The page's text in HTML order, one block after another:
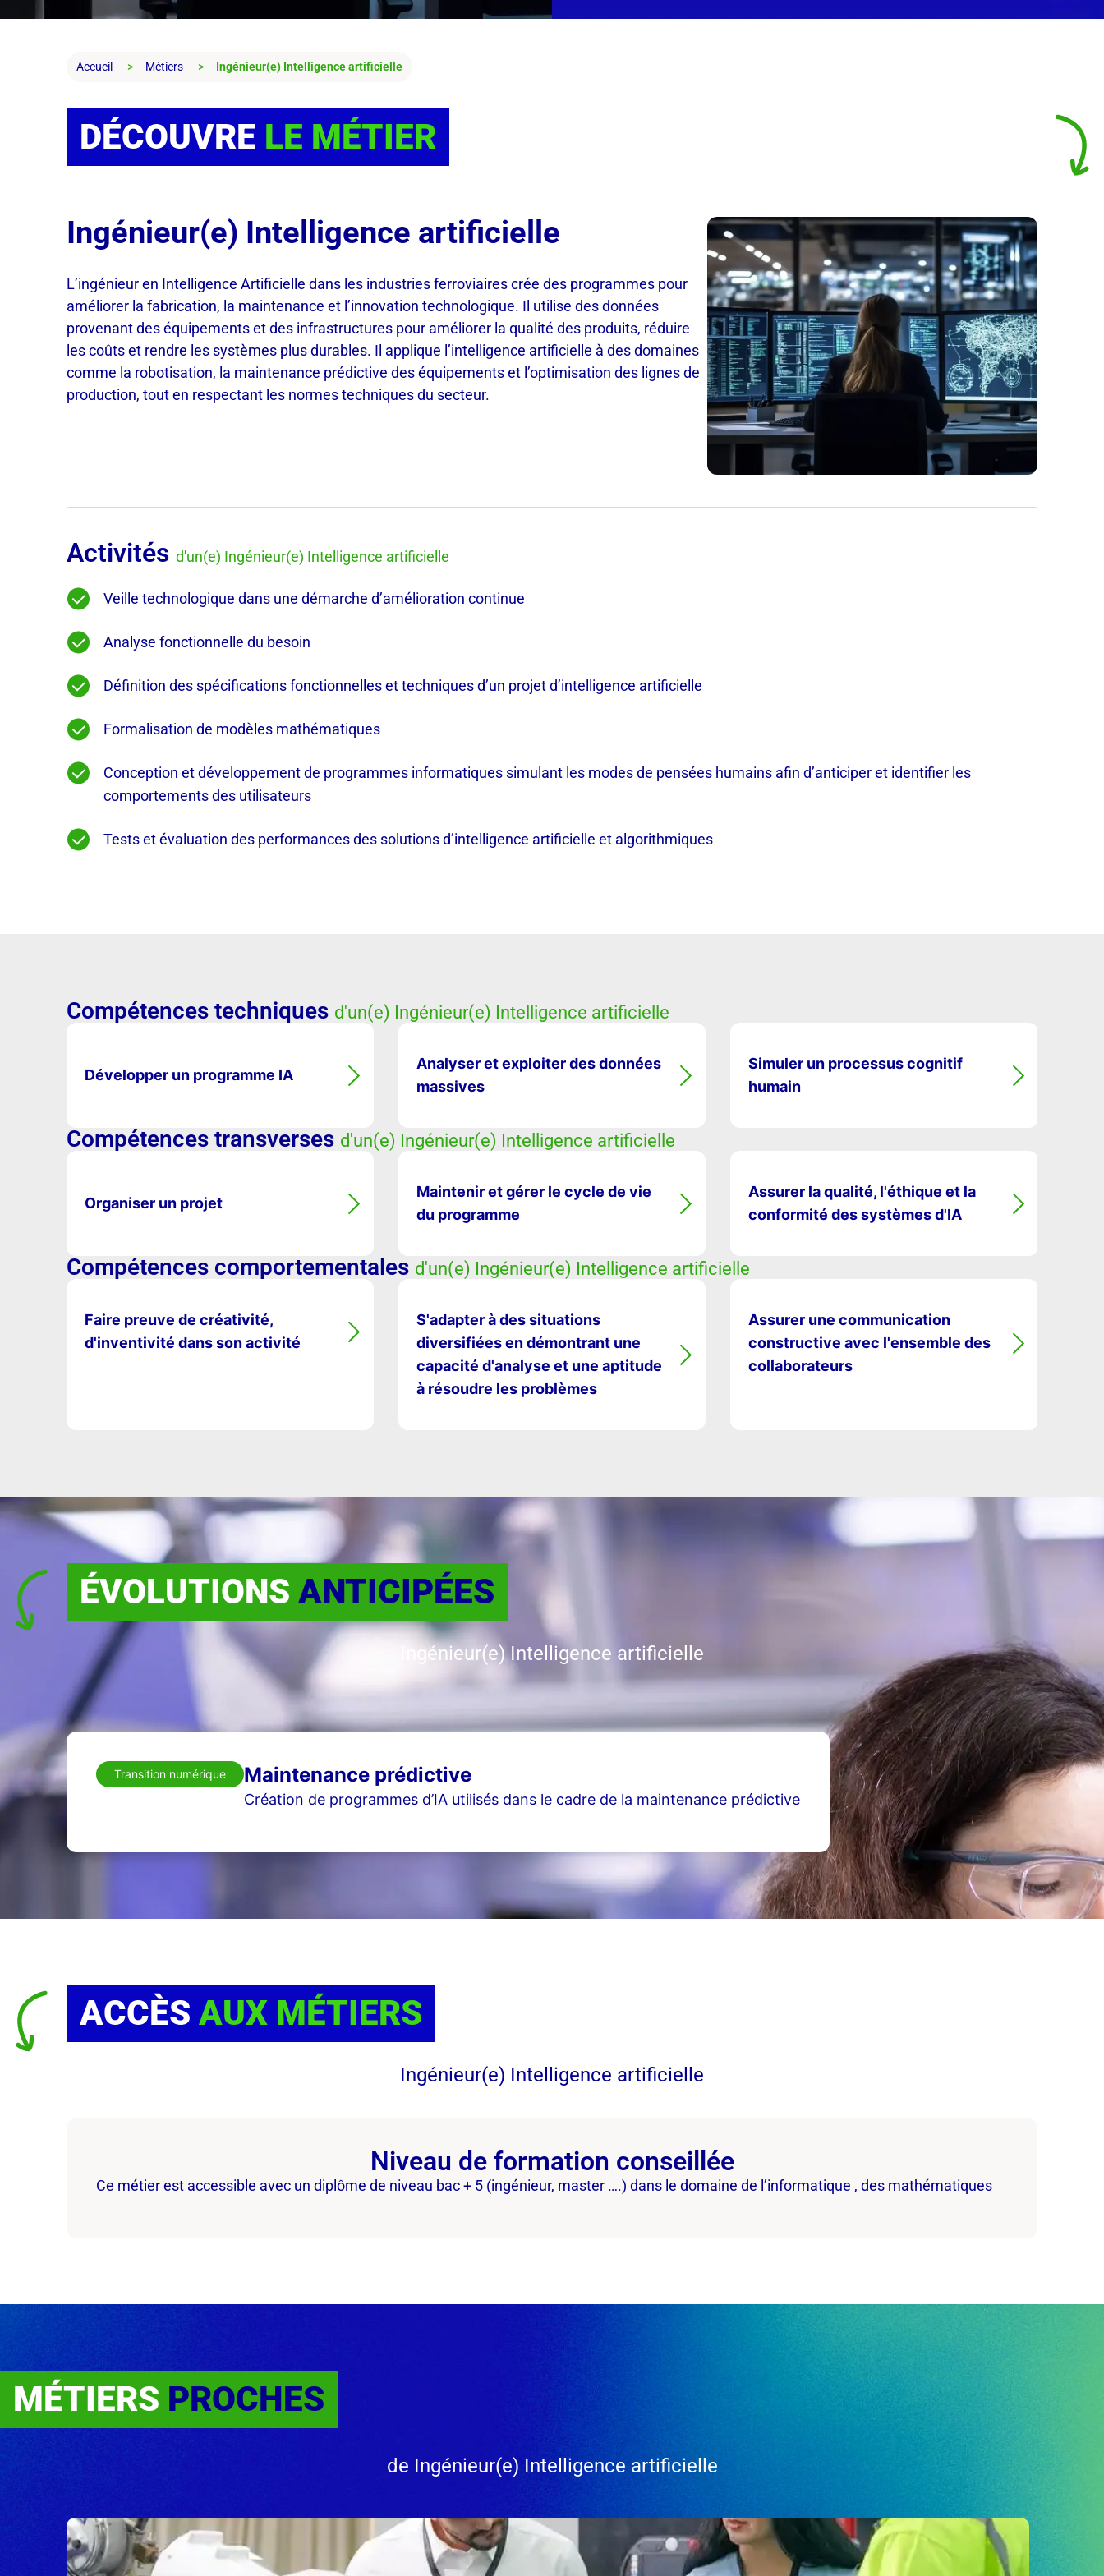
Accueil Métiers Ingénieur(e) Intelligence artificielle
DÉCOUVRE LE MÉTIER
Ingénieur(e) Intelligence artificielle
L’ingénieur en Intelligence Artificielle dans les industries ferroviaires crée des programmes pour
améliorer la fabrication, la maintenance et l’innovation technologique. Il utilise des données
provenant des équipements et des infrastructures pour améliorer la qualité des produits, réduire
les coûts et rendre les systèmes plus durables. Il applique l’intelligence artificielle à des domaines
comme la robotisation, la maintenance prédictive des équipements et l’optimisation des lignes de
production, tout en respectant les normes techniques du secteur.
Activités d'un(e) Ingénieur(e) Intelligence artificielle
Veille technologique dans une démarche d’amélioration continue
Analyse fonctionnelle du besoin
Définition des spécifications fonctionnelles et techniques d’un projet d’intelligence artificielle
Formalisation de modèles mathématiques
Conception et développement de programmes informatiques simulant les modes de pensées humains afin d’anticiper et identifier les
comportements des utilisateurs
Tests et évaluation des performances des solutions d’intelligence artificielle et algorithmiques
Compétences techniques d'un(e) Ingénieur(e) Intelligence artificielle
Développer un programme IA
Analyser et exploiter des données
massives
Simuler un processus cognitif
humain
Compétences transverses d'un(e) Ingénieur(e) Intelligence artificielle
Organiser un projet
Maintenir et gérer le cycle de vie
du programme
Assurer la qualité, l'éthique et la
conformité des systèmes d'IA
Compétences comportementales d'un(e) Ingénieur(e) Intelligence artificielle
Faire preuve de créativité,
d'inventivité dans son activité
S'adapter à des situations
diversifiées en démontrant une
capacité d'analyse et une aptitude
à résoudre les problèmes
Assurer une communication
constructive avec l'ensemble des
collaborateurs
ÉVOLUTIONS ANTICIPÉES
Ingénieur(e) Intelligence artificielle
Transition numérique Maintenance prédictive
Création de programmes d’IA utilisés dans le cadre de la maintenance prédictive
ACCÈS AUX MÉTIERS
Ingénieur(e) Intelligence artificielle
Niveau de formation conseillée
Ce métier est accessible avec un diplôme de niveau bac + 5 (ingénieur, master ….) dans le domaine de l’informatique , des mathématiques
MÉTIERS PROCHES
de Ingénieur(e) Intelligence artificielle